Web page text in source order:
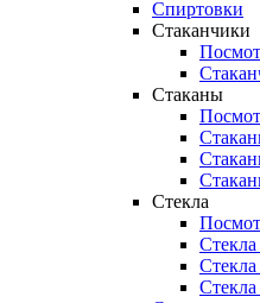
Спиртовки
Стаканчики
Стаканы
Стекла